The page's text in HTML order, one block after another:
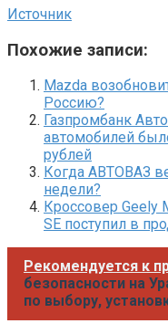
Источник
Похожие записи:
Mazda
Россию?
Газпромбанк
автомобилей
рублей
Когда АВТОВАЗ
недели?
Кроссовер Geely
SE поступил в
Рекомендуется к
безопасности на
по выбору,